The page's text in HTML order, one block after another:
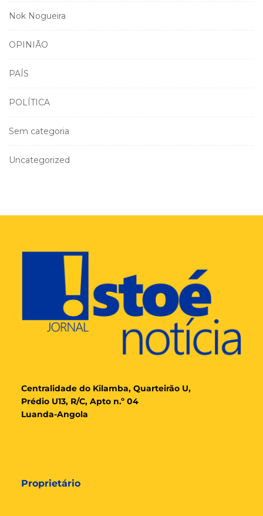
Nok Nogueira
OPINIÃO
PAÍS
POLÍTICA
Sem categoria
Uncategorized
Centralidade do Kilamba, Quarteirão U,
Prédio U13, R/C, Apto n.º 04
Luanda-Angola
Proprietário